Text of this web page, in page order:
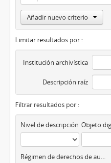
Añadir nuevo criterio
Limitar resultados por :
Institución archivística
Descripción raíz
Filtrar resultados por :
Nivel de descripción
Régimen de derechos de autor